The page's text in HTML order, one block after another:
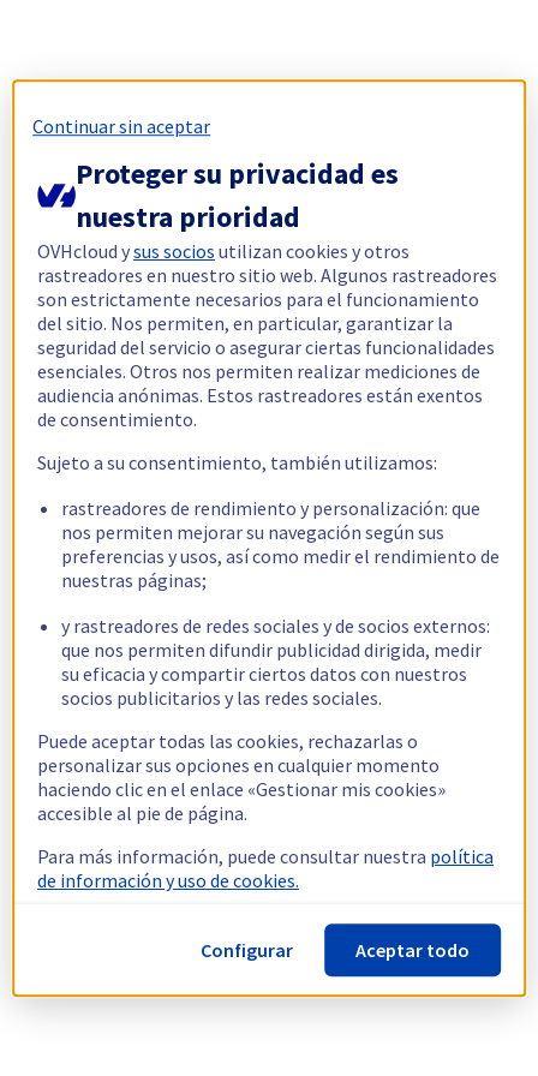
Continuar sin aceptar
Proteger su privacidad es
nuestra prioridad
OVHcloud ysus socios utilizan cookies y otros
rastreadores en nuestro sitio web. Algunos rastreadores
son estrictamente necesarios para el funcionamiento
del sitio. Nos permiten, en particular, garantizar la
seguridad del servicio o asegurar ciertas funcionalidades
esenciales. Otros nos permiten realizar mediciones de
audiencia anónimas. Estos rastreadores están exentos
de consentimiento.
Sujeto a su consentimiento, también utilizamos:
rastreadores de rendimiento y personalización: que
nos permiten mejorar su navegación según sus
preferencias y usos, así como medir el rendimiento de
nuestras páginas;
y rastreadores de redes sociales y de socios externos:
que nos permiten difundir publicidad dirigida, medir
su eficacia y compartir ciertos datos con nuestros
socios publicitarios y las redes sociales.
Puede aceptar todas las cookies, rechazarlas o
personalizar sus opciones en cualquier momento
haciendo clic en el enlace «Gestionar mis cookies»
accesible al pie de página.
Para más información, puede consultar nuestra política
de información y uso de cookies.
Configurar Aceptar todo